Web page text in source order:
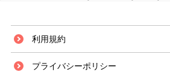
利用規約
プライバシーポリシー